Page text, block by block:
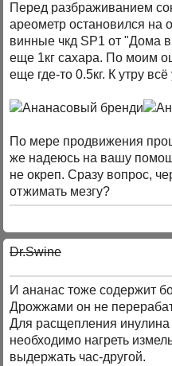
Перед разбраживанием
ареометр остановился на
винные чкд SP1 от "Дома
еще 1кг сахара. По моим
еще где-то 0.5кг. К утру
По мере продвижения
же надеюсь на вашу
не окреп. Сразу вопрос,
отжимать мезгу?
Dr.Swine
И ананас тоже содержит
Дрожжами он не
Для расщепления
необходимо нагреть
выдержать час-другой.